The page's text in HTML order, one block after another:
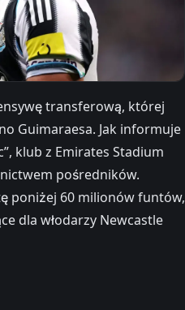
transferową, której
Guimaraesa. Jak informuje
klub z Emirates Stadium
pośredników.
poniżej 60 milionów funtów,
dla włodarzy Newcastle